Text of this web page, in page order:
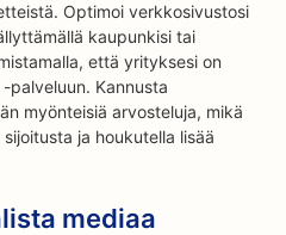
Optimoi verkkosivustosi
kaupunkisi tai
että yrityksesi on
palveluun. Kannusta
myönteisiä arvosteluja, mikä
ja houkutella lisää
mediaa